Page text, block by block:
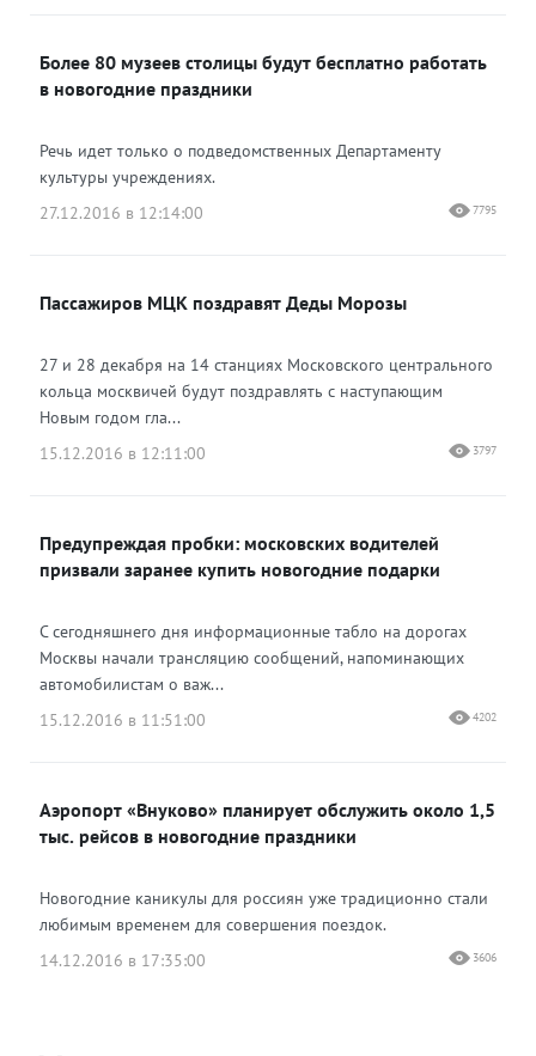
Более 80 музеев столицы будут бесплатно работать
в новогодние праздники
Речь идет только о подведомственных Департаменту
культуры учреждениях.
27.12.2016 в 12:14:00
7795
Пассажиров МЦК поздравят Деды Морозы
27 и 28 декабря на 14 станциях Московского центрального
кольца москвичей будут поздравлять с наступающим
Новым годом гла...
15.12.2016 в 12:11:00
3797
Предупреждая пробки: московских водителей
призвали заранее купить новогодние подарки
С сегодняшнего дня информационные табло на дорогах
Москвы начали трансляцию сообщений, напоминающих
автомобилистам о важ...
15.12.2016 в 11:51:00
4202
Аэропорт «Внуково» планирует обслужить около 1,5
тыс. рейсов в новогодние праздники
Новогодние каникулы для россиян уже традиционно стали
любимым временем для совершения поездок.
14.12.2016 в 17:35:00
3606